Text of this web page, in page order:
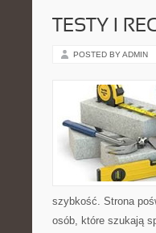
TESTY I
POSTED BY ADMIN
szybkość. Strona
osób, które szukają